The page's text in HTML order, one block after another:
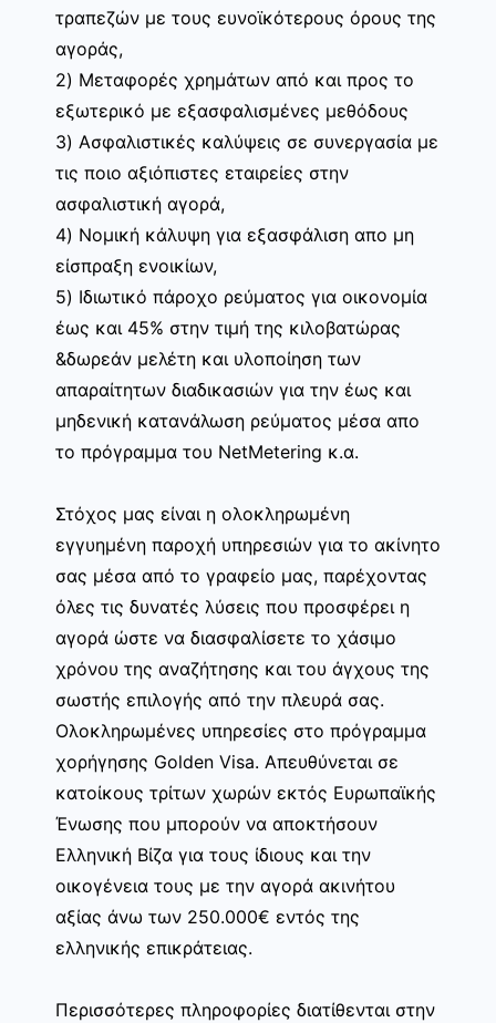
τραπεζών με τους ευνοϊκότερους όρους της
αγοράς,
2) Μεταφορές χρημάτων από και προς το
εξωτερικό με εξασφαλισμένες μεθόδους
3) Ασφαλιστικές καλύψεις σε συνεργασία με
τις ποιο αξιόπιστες εταιρείες στην
ασφαλιστική αγορά,
4) Νομική κάλυψη για εξασφάλιση απο μη
είσπραξη ενοικίων,
5) Ιδιωτικό πάροχο ρεύματος για οικονομία
έως και 45% στην τιμή της κιλοβατώρας
&δωρεάν μελέτη και υλοποίηση των
απαραίτητων διαδικασιών για την έως και
μηδενική κατανάλωση ρεύματος μέσα απο
το πρόγραμμα του NetMetering κ.α.
Στόχος μας είναι η ολοκληρωμένη
εγγυημένη παροχή υπηρεσιών για το ακίνητο
σας μέσα από το γραφείο μας, παρέχοντας
όλες τις δυνατές λύσεις που προσφέρει η
αγορά ώστε να διασφαλίσετε το χάσιμο
χρόνου της αναζήτησης και του άγχους της
σωστής επιλογής από την πλευρά σας.
Ολοκληρωμένες υπηρεσίες στο πρόγραμμα
χορήγησης Golden Visa. Απευθύνεται σε
κατοίκους τρίτων χωρών εκτός Ευρωπαϊκής
Ένωσης που μπορούν να αποκτήσουν
Ελληνική Βίζα για τους ίδιους και την
οικογένεια τους με την αγορά ακινήτου
αξίας άνω των 250.000€ εντός της
ελληνικής επικράτειας.
Περισσότερες πληροφορίες διατίθενται στην